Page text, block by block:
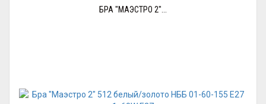
БРА "МАЭСТРО 2"...